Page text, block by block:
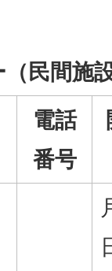
民間施
電話
番号